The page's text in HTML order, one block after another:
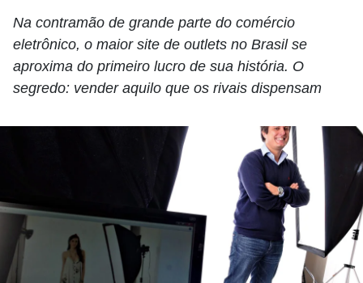
Na contramão de grande parte do comércio
eletrônico, o maior site de outlets no Brasil se
aproxima do primeiro lucro de sua história. O
segredo: vender aquilo que os rivais dispensam